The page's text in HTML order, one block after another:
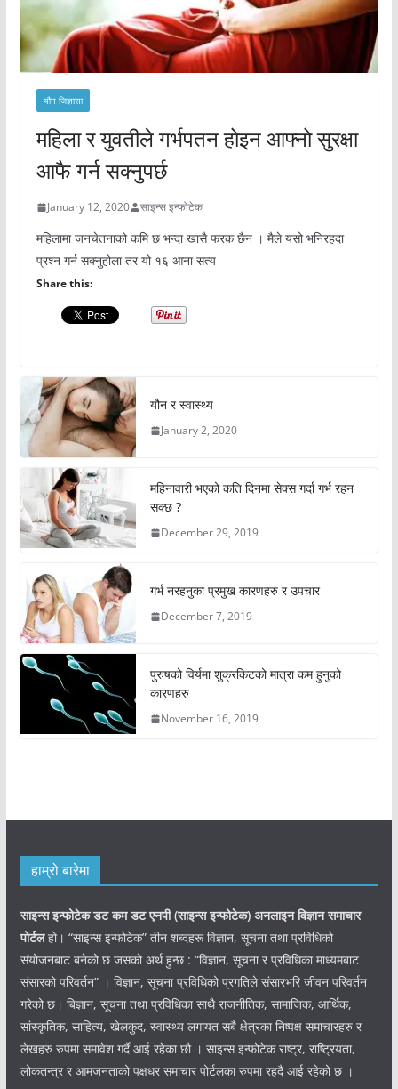
यौन जिज्ञासा
महिला र युवतीले गर्भपतन होइन आफ्नो सुरक्षा
आफै गर्न सक्नुपर्छ
January 12, 2020 साइन्स इन्फोटेक
महिलामा जनचेतनाको कमि छ भन्दा खासै फरक छैन । मैले यसो भनिरहदा
प्रश्न गर्न सक्नुहोला तर यो १६ आना सत्य
Share this:
यौन र स्वास्थ्य
January 2, 2020
महिनावारी भएको कति दिनमा सेक्स गर्दा गर्भ रहन
सक्छ ?
December 29, 2019
गर्भ नरहनुका प्रमुख कारणहरु र उपचार
December 7, 2019
पुरुषको विर्यमा शुक्रकिटको मात्रा कम हुनुको
कारणहरु
November 16, 2019
हाम्रो बारेमा
साइन्स इन्फोटेक डट कम डट एनपी (साइन्सइन्फोटेक) अनलाइन विज्ञान समाचार
पोर्टलहो। “साइन्स इन्फोटेक” तीन शब्दहरू विज्ञान, सूचना तथा प्रविधिको
संयोजनबाट बनेको छ जसको अर्थ हुन्छ : “विज्ञान, सूचना र प्रविधिका माध्यमबाट
संसारको परिवर्तन” । विज्ञान, सूचना प्रविधिको प्रगतिले संसारभरि जीवन परिवर्तन
गरेको छ। बिज्ञान, सूचना तथा प्रविधिका साथै राजनीतिक, सामाजिक, आर्थिक,
सांस्कृतिक, साहित्य, खेलकुद, स्वास्थ्य लगायत सबै क्षेत्रका निष्पक्ष समाचारहरु र
लेखहरु रुपमा समावेश गर्दै आई रहेका छौ । साइन्स इन्फोटेक राष्ट्र, राष्ट्रियता,
लोकतन्त्र र आमजनताको पक्षधर समाचार पोर्टलका रुपमा रहदै आई रहेको छ ।